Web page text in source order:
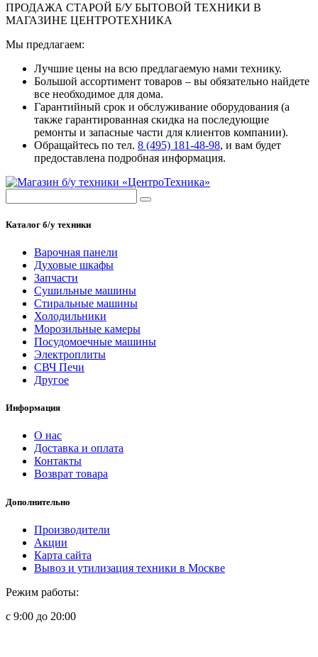
ПРОДАЖА СТАРОЙ Б/У БЫТОВОЙ ТЕХНИКИ В
МАГАЗИНЕ ЦЕНТРОТЕХНИКА
Мы предлагаем:
Лучшие цены на всю предлагаемую нами технику.
Большой ассортимент товаров – вы обязательно найдете
все необходимое для дома.
Гарантийный срок и обслуживание оборудования (а
также гарантированная скидка на последующие
ремонты и запасные части для клиентов компании).
Обращайтесь по тел. 8 (495) 181-48-98, и вам будет
предоставлена подробная информация.
Каталог б/у техники
Варочная панели
Духовые шкафы
Запчасти
Сушильные машины
Стиральные машины
Холодильники
Морозильные камеры
Посудомоечные машины
Электроплиты
СВЧ Печи
Другое
Информация
О нас
Доставка и оплата
Контакты
Возврат товара
Дополнительно
Производители
Акции
Карта сайта
Вывоз и утилизация техники в Москве
Режим работы:
с 9:00 до 20:00